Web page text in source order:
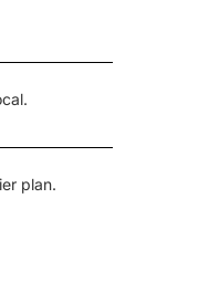
plan.